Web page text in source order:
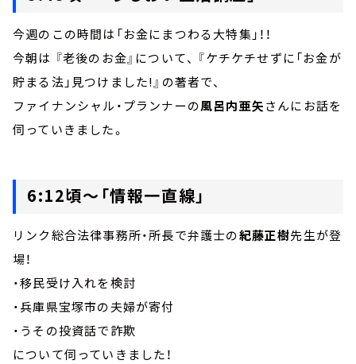
今週のこの時間は「お金にまつわる大特集」！！
今朝は 『老後のお金』について、 『ケチケチせずに「お金が
貯まる法」見つけました!』の著者で、
ファイナンシャル・プランナーの風呂内亜矢さんにお話を
伺っていきました。
6:12頃～「情報一直線」
リンク総合法律事務所・所長で弁護士の紀藤正樹先生が登
場！
・移民受け入れを検討
・兵庫県宝塚市の夫婦が寄付
・うその投資話で詐欺
について伺っていきました！